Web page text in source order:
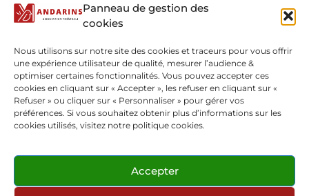
Panneau de gestion des
cookies
Nous utilisons sur notre site des cookies et traceurs pour vous offrir
une expérience utilisateur de qualité, mesurer l’audience &
optimiser certaines fonctionnalités. Vous pouvez accepter ces
cookies en cliquant sur « Accepter », les refuser en cliquant sur «
Refuser » ou cliquer sur « Personnaliser » pour gérer vos
préférences. Si vous souhaitez obtenir plus d’informations sur les
cookies utilisés, visitez notre politique cookies.
Accepter
E-mail*
Site web